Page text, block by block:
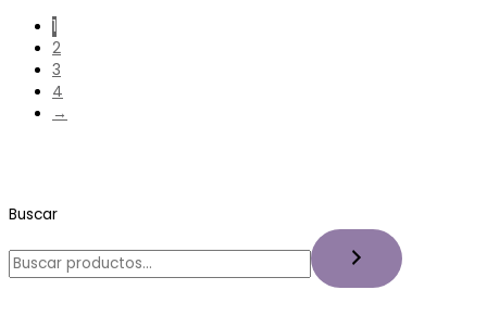
Buscar
1
2
3
4
→